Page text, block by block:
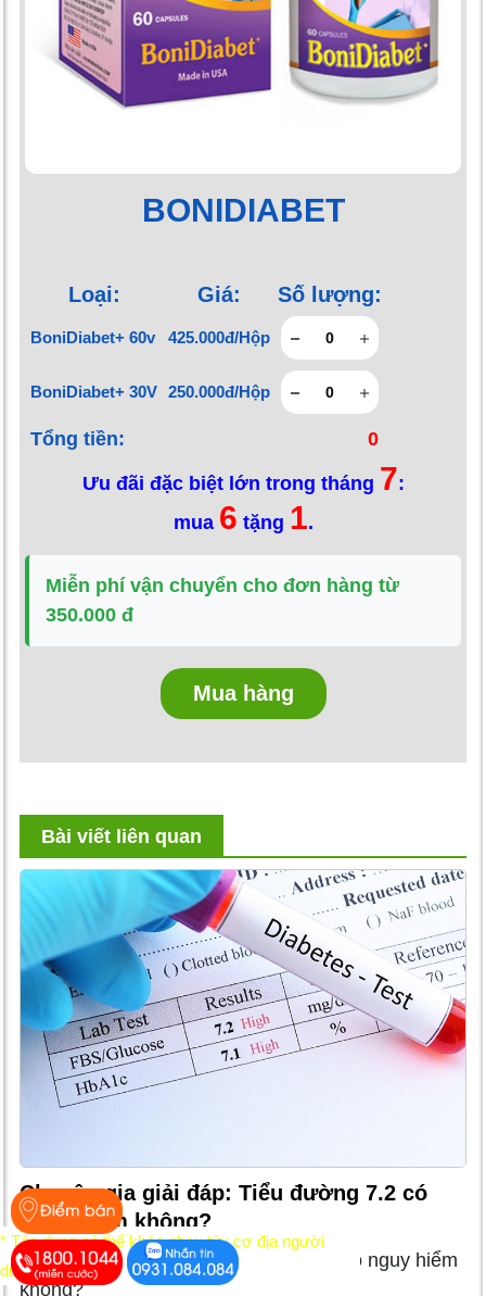
BONIDIABET
Loại: Giá: Số lượng:
BoniDiabet+ 60v 425.000đ/Hộp
BoniDiabet+ 30V 250.000đ/Hộp
Tổng tiền: 0
Ưu đãi đặc biệt lớn trong tháng 7:
mua 6 tặng 1.
Miễn phí vận chuyển cho đơn hàng từ
350.000 đ
Mua hàng
Bài viết liên quan
Chuyên gia giải đáp: Tiểu đường 7.2 có
nguy hiểm không?
Chuyên gia giải đáp: Tiểu đường 7.2 có nguy hiểm
không?
* Tác dụng có thể khác nhau tùy cơ địa người
dùng